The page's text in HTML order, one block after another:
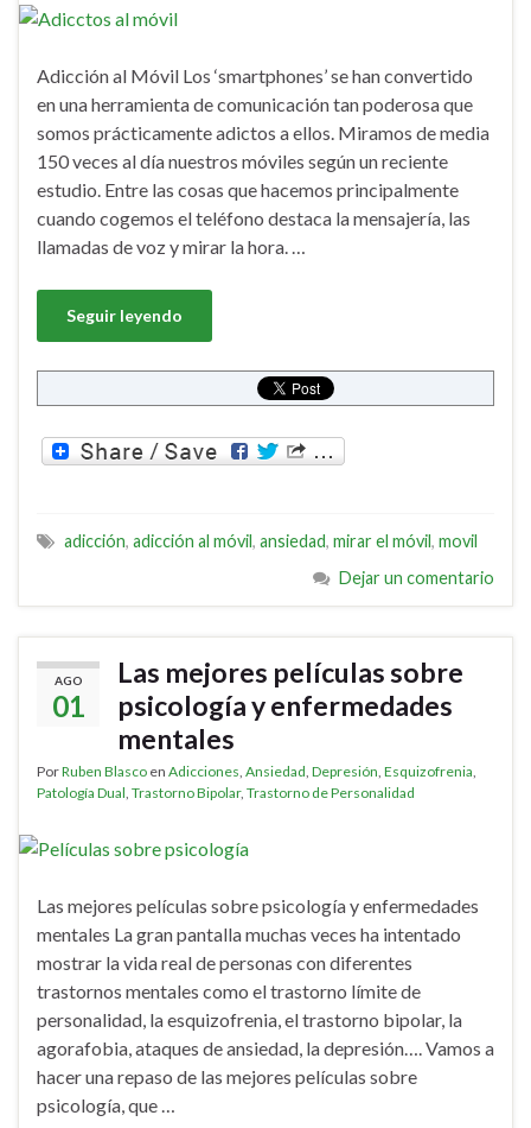
Adicción al Móvil Los ‘smartphones’ se han convertido
en una herramienta de comunicación tan poderosa que
somos prácticamente adictos a ellos. Miramos de media
150 veces al día nuestros móviles según un reciente
estudio. Entre las cosas que hacemos principalmente
cuando cogemos el teléfono destaca la mensajería, las
llamadas de voz y mirar la hora. …
Seguir leyendo
adicción, adicción al móvil, ansiedad, mirar el móvil, movil
Dejar un comentario
AGO
01
Las mejores películas sobre
psicología y enfermedades
mentales
PorRuben Blasco en Adicciones Ansiedad Depresión Esquizofrenia
Patología Dual Trastorno Bipolar, Trastorno de Personalidad
Las mejores películas sobre psicología y enfermedades
mentales La gran pantalla muchas veces ha intentado
mostrar la vida real de personas con diferentes
trastornos mentales como el trastorno límite de
personalidad, la esquizofrenia, el trastorno bipolar, la
agorafobia, ataques de ansiedad, la depresión…. Vamos a
hacer una repaso de las mejores películas sobre
psicología, que …